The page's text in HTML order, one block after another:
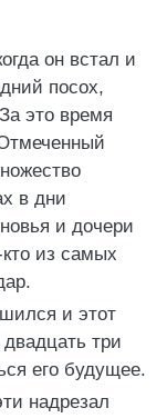
он встал и
посох,
это время
в дни
и дочери
из самых
и этот
три
его будущее.
надрезал